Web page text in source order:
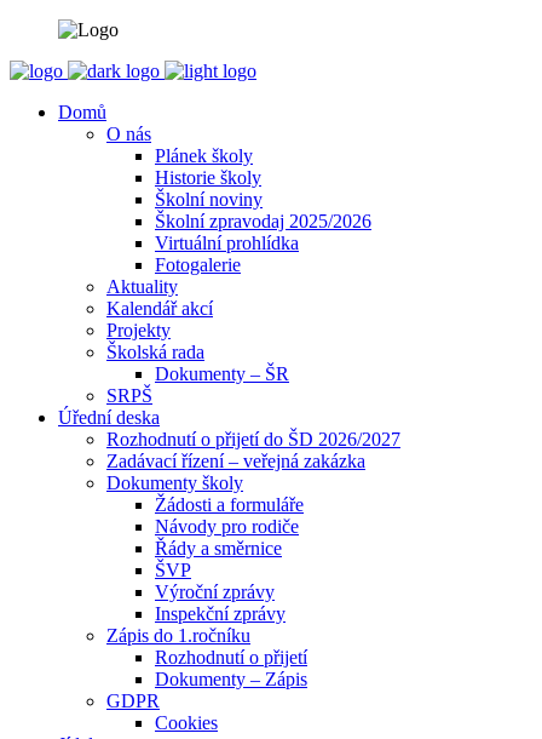
Domů
O nás
Plánek školy
Historie školy
Školní noviny
Školní zpravodaj 2025/2026
Virtuální prohlídka
Fotogalerie
Aktuality
Kalendář akcí
Projekty
Školská rada
Dokumenty – ŠR
SRPŠ
Úřední deska
Rozhodnutí o přijetí do ŠD 2026/2027
Zadávací řízení – veřejná zakázka
Dokumenty školy
Žádosti a formuláře
Návody pro rodiče
Řády a směrnice
ŠVP
Výroční zprávy
Inspekční zprávy
Zápis do 1.ročníku
Rozhodnutí o přijetí
Dokumenty – Zápis
GDPR
Cookies